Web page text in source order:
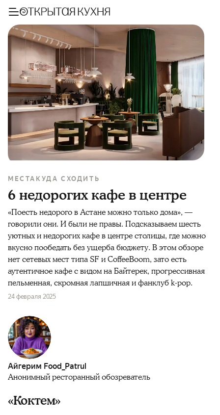
МЕСТА КУДА СХОДИТЬ
6 недорогих кафе в центре
«Поесть недорого в Астане можно только дома», —
говорили они. И были не правы. Подсказываем шесть
уютных и недорогих кафе в центре столицы, где можно
вкусно пообедать без ущерба бюджету. В этом обзоре
нет сетевых мест типа SF и CoffeeBoom, зато есть
аутентичное кафе с видом на Байтерек, прогрессивная
пельменная, скромная лапшичная и фанклуб k-pop.
24 февраля 2025
Айгерим Food_Patrul
Анонимный ресторанный обозреватель
«Коктем»